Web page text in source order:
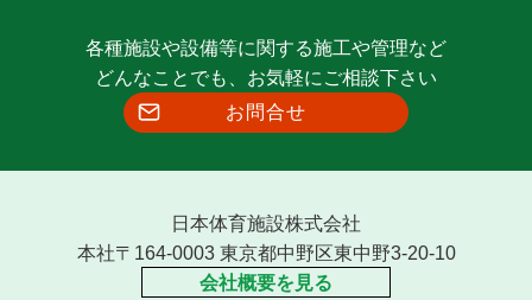
各種施設や設備等に関する施工や管理など
どんなことでも、お気軽にご相談下さい
お問合せ
日本体育施設株式会社
本社〒164-0003 東京都中野区東中野3-20-10
会社概要を見る